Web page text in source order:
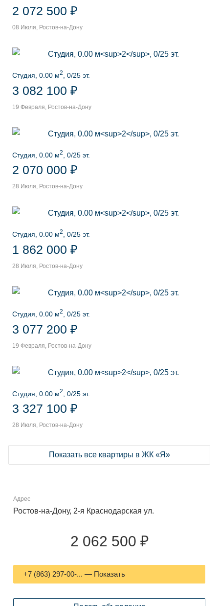
2 072 500 ₽
08 Июля, Ростов-на-Дону
Студия, 0.00 м2 , 0/25 эт.
3 082 100 ₽
19 Февраля, Ростов-на-Дону
Студия, 0.00 м2 , 0/25 эт.
2 070 000 ₽
28 Июля, Ростов-на-Дону
Студия, 0.00 м2 , 0/25 эт.
1 862 000 ₽
28 Июля, Ростов-на-Дону
Студия, 0.00 м2 , 0/25 эт.
3 077 200 ₽
19 Февраля, Ростов-на-Дону
Студия, 0.00 м2 , 0/25 эт.
3 327 100 ₽
28 Июля, Ростов-на-Дону
Показать все квартиры в ЖК «Я»
Адрес
Ростов-на-Дону, 2-я Краснодарская ул.
2 062 500 ₽
+7 (863) 297-00-... — Показать